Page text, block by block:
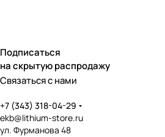
Подписаться
на скрытую распродажу
Связаться с нами
+7 (343) 318-04-29
ekb@lithium-store.ru
ул. Фурманова 48